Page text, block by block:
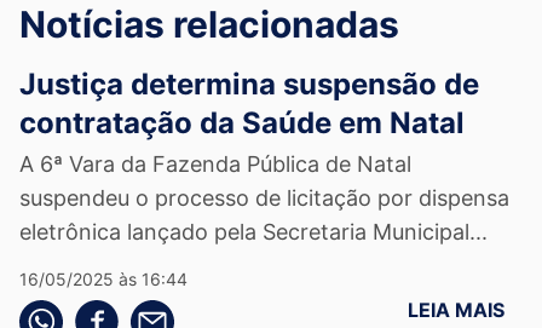
Notícias relacionadas
Justiça determina suspensão de
contratação da Saúde em Natal
A 6ª Vara da Fazenda Pública de Natal
suspendeu o processo de licitação por dispensa
eletrônica lançado pela Secretaria Municipal...
16/05/2025 às 16:44
Compartilhe pelo whatsapp
Compartilhar no facebook
Compartilhe pelo email LEIA MAIS